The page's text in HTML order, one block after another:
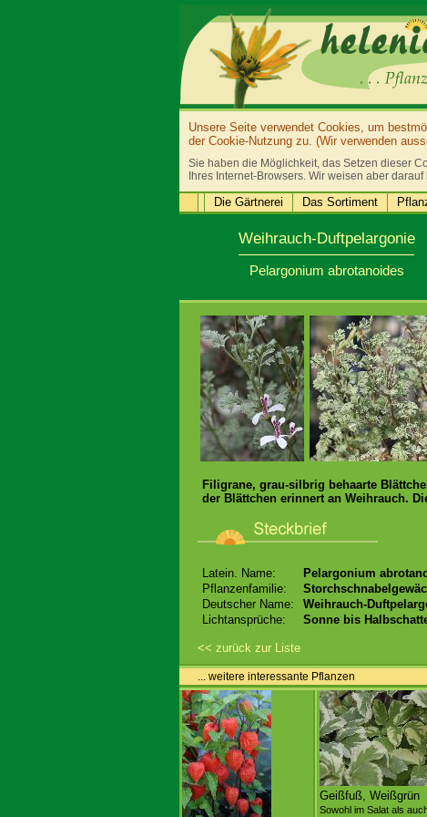
Unsere Seite verwendet Cookies, um
der Cookie-Nutzung zu. (Wir verwenden
Sie haben die Möglichkeit, das Setzen dieser
Ihres Internet-Browsers. Wir weisen aber
Die Gärtnerei Das Sortiment
Weihrauch-Duftpelargonie
Pelargonium abrotanoides
Filigrane, grau-silbrig behaarte
der Blättchen erinnert an Weihrauch.
Latein. Name:
Pelargonium
Pflanzenfamilie:
Deutscher Name:
Weihrauch-
Lichtansprüche:
Sonne bis
<< zurück zur Liste
... weitere interessante Pflanzen
Geißfuß, Weißgrün
Sowohl im Salat als